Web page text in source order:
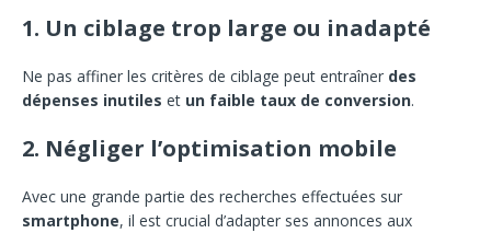
1. Un ciblage trop large ou inadapté
Ne pas affiner les critères de ciblage peut entraîner des
dépenses inutiles et un faible taux de conversion.
2. Négliger l’optimisation mobile
Avec une grande partie des recherches effectuées sur
smartphone, il est crucial d’adapter ses annonces aux